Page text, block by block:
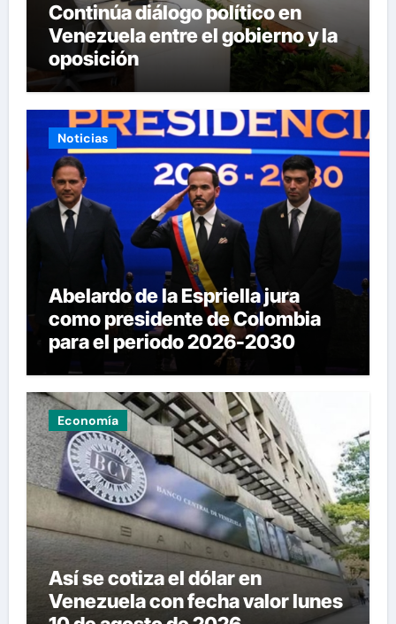
Continúa diálogo político en
Venezuela entre el gobierno y la
oposición
Noticias
Abelardo de la Espriella jura
como presidente de Colombia
para el periodo 2026-2030
Economía
Así se cotiza el dólar en
Venezuela con fecha valor lunes